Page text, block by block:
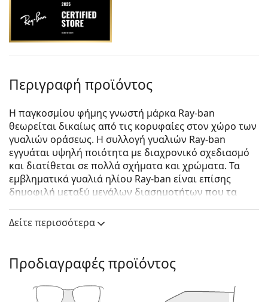
Περιγραφή προϊόντος
Η παγκοσμίου φήμης γνωστή μάρκα Ray-ban
θεωρείται δικαίως από τις κορυφαίες στον χώρο των
γυαλιών οράσεως. Η συλλογή γυαλιών Ray-ban
εγγυάται υψηλή ποιότητα με διαχρονικό σχεδιασμό
και διατίθεται σε πολλά σχήματα και χρώματα. Τα
εμβληματικά γυαλιά ηλίου Ray-ban είναι επίσης
δημοφιλή μεταξύ μεγάλων διασημοτήτων που τα
Ray-Ban Kiliane RB4395 6678T3 54
Δείτε πώς φαίνονται πάνω σας αυτά τα γυαλιά ηλίου
με τη λειτουργία του Εικονικού καθρέφτη του
Lentiamo.
Δείτε περισσότερα
Προδιαγραφές προϊόντος